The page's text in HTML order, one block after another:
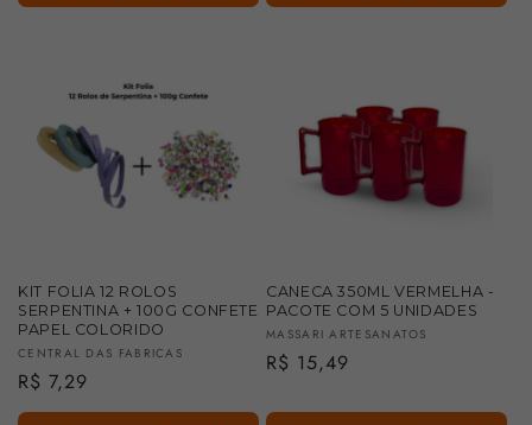
KIT FOLIA 12 ROLOS
SERPENTINA + 100G CONFETE
PAPEL COLORIDO
Fornecedor:
CENTRAL DAS FABRICAS
Preço
normal
R$ 7,29
CANECA 350ML VERMELHA -
PACOTE COM 5 UNIDADES
Fornecedor:
MASSARI ARTESANATOS
Preço
R$ 15,49